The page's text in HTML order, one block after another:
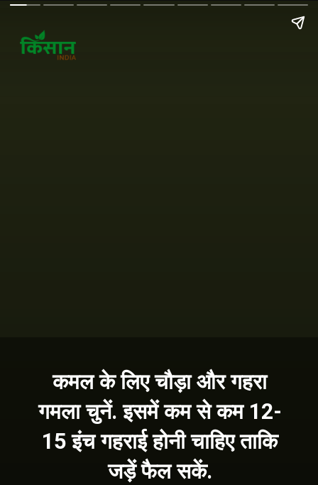
कमल के लिए चौड़ा और गहरा
गमला चुनें. इसमें कम से कम 12-
15 इंच गहराई होनी चाहिए ताकि
जड़ें फैल सकें.